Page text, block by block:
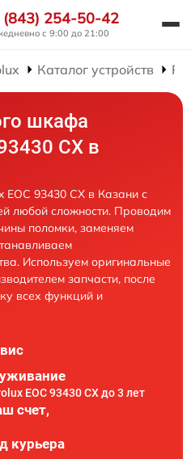
(843) 254-50-42
с 9:00 до 21:00
Каталог устройств
шкафа
CX в
93430 CX в Казани с
любой сложности. Проводим
поломки, заменяем
Используем оригинальные
запчасти, после
всех функций и
EOC 93430 CX до 3 лет
счет,
курьера